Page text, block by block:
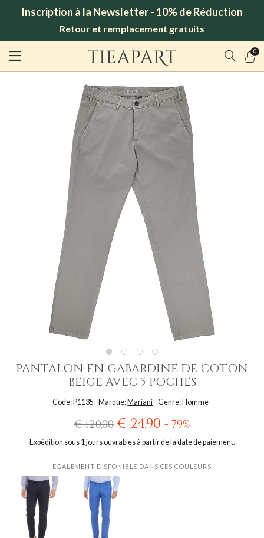
Inscription à la Newsletter - 10% de Réduction
Retour et remplacement gratuits
0
PANTALON EN GABARDINE DE COTON
BEIGE AVEC 5 POCHES
Code: P1135 Marque: Mariani Genre: Homme
€ 120,00 € 24,90 - 79%
Expédition sous 1 jours ouvrables à partir de la date de paiement.
EGALEMENT DISPONIBLE DANS CES COULEURS